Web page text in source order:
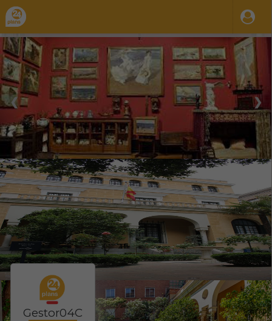
❮ ❯
14 Feb 202209:30 - 31 Dic 2035
Mar. Mie. Vie. Sab. Dom.
Museo Sorolla
Organiza / Publica:
Gestor04C